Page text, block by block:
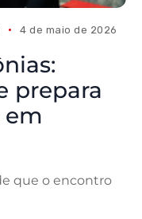
4 de maio de 2026
prepara
em
que o encontro